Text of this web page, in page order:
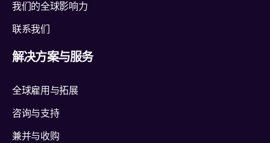
我们的全球影响力
联系我们
解决方案与服务
全球雇用与拓展
咨询与支持
兼并与收购